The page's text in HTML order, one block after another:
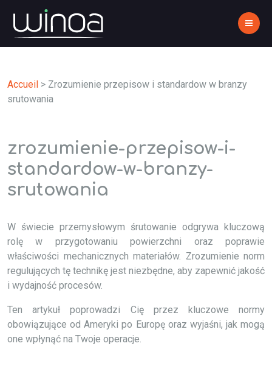
Accueil > Zrozumienie przepisow i standardow w branzy
srutowania
zrozumienie-przepisow-i-
standardow-w-branzy-
srutowania
W świecie przemysłowym śrutowanie odgrywa kluczową
rolę w przygotowaniu powierzchni oraz poprawie
właściwości mechanicznych materiałów. Zrozumienie norm
regulujących tę technikę jest niezbędne, aby zapewnić jakość
i wydajność procesów.
Ten artykuł poprowadzi Cię przez kluczowe normy
obowiązujące od Ameryki po Europę oraz wyjaśni, jak mogą
one wpłynąć na Twoje operacje.